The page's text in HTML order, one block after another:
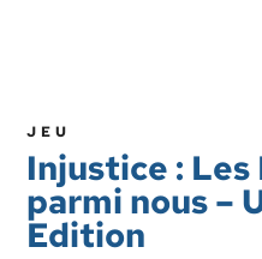
JEU
Injustice :
parmi nous –
Edition